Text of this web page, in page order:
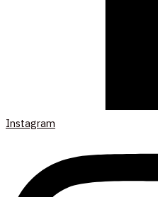
Instagram